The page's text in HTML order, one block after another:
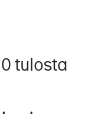
tulosta